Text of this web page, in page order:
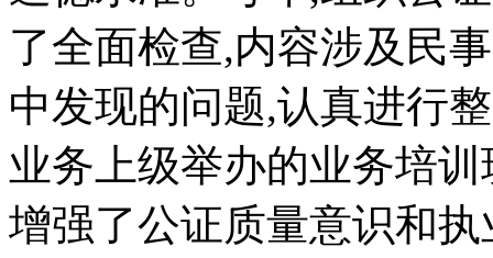
了全面检查,内容涉及民
中发现的问题,认真进行
业务上级举办的业务培
增强了公证质量意识和